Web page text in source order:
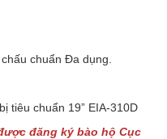
chuẩn Đa dụng.
tiêu chuẩn 19” EIA-310D
đăng ký bào hộ Cục